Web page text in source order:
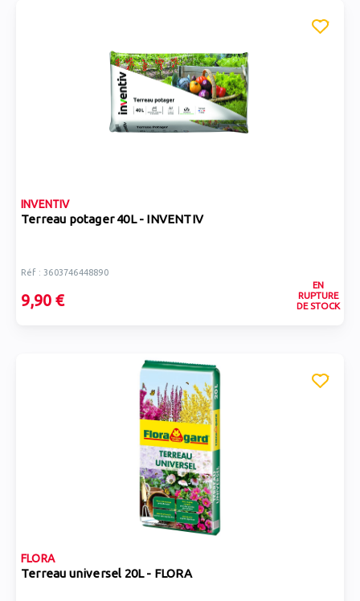
INVENTIV
Terreau potager 40L - INVENTIV
Réf : 3603746448890
9,90 €
EN
RUPTURE
DE STOCK
FLORA
Terreau universel 20L - FLORA